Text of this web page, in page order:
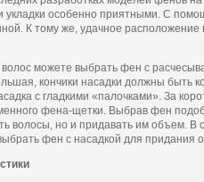
укладки особенно приятными. С
К тому же, удачное
можете выбрать фен с
кончики насадки должны быть
с гладкими «палочками». За
фена-щетки. Выбрав фен
волосы, но и придавать им объем. В
фен с насадкой для придания